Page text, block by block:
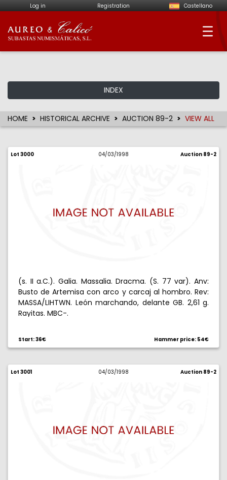
Log in Registration Castellano
Aureo & Calicó -
INDEX
HOME HISTORICAL ARCHIVE AUCTION 89-2 VIEW ALL
Lot 3000 04/03/1998 Auction 89-2
(s. II a.C.). Galia. Massalia. Dracma. (S. 77 var). Anv:
Busto de Artemisa con arco y carcaj al hombro. Rev:
MASSA/LIHTWN. León marchando, delante GB. 2,61 g.
Rayitas. MBC-.
Start: 36€ Hammer price: 54€
Lot 3001 04/03/1998 Auction 89-2